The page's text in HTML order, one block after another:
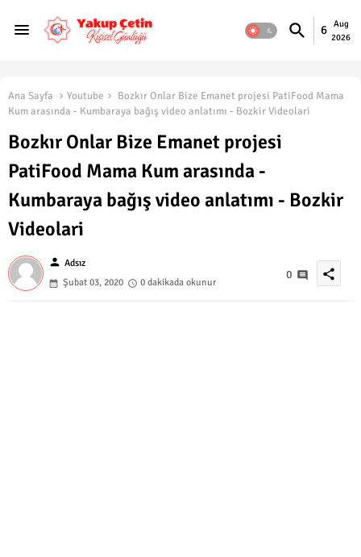
6
Aug
2026
Ana Sayfa Youtube
Bozkır Onlar Bize Emanet projesi PatiFood Mama
Kum arasında - Kumbaraya bağış video anlatımı - Bozkir Videolari
Bozkır Onlar Bize Emanet projesi
PatiFood Mama Kum arasında -
Kumbaraya bağış video anlatımı - Bozkir
Videolari
person Adsız
Şubat 03, 2020
0 dakikada okunur
0 share